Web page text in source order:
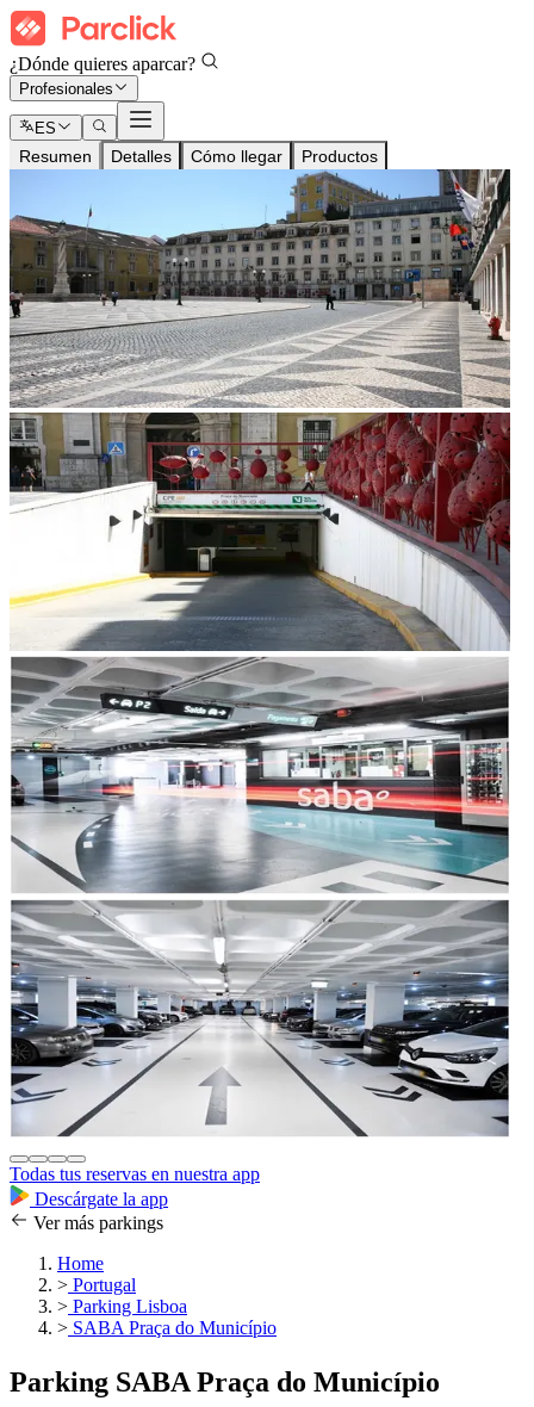
¿Dónde quieres aparcar?
Profesionales
ES
Resumen Detalles Cómo llegar Productos
Todas tus reservas en nuestra app
Descárgate la app
Ver más parkings
Home
> Portugal
> Parking Lisboa
> SABA Praça do Município
Parking SABA Praça do Município